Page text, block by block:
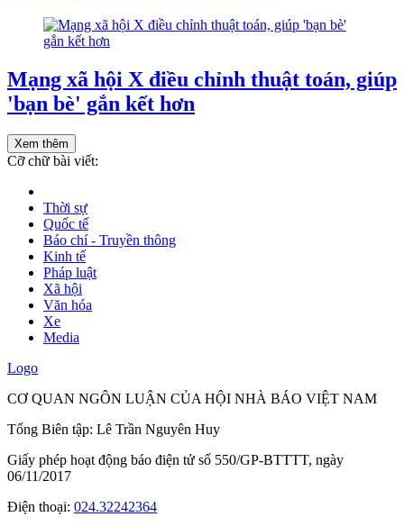
Mạng xã hội X điều chỉnh thuật toán, giúp
'bạn bè' gắn kết hơn
Xem thêm
Cỡ chữ bài viết:
Thời sự
Quốc tế
Báo chí - Truyền thông
Kinh tế
Pháp luật
Xã hội
Văn hóa
Xe
Media
Logo
CƠ QUAN NGÔN LUẬN CỦA HỘI NHÀ BÁO VIỆT NAM
Tổng Biên tập: Lê Trần Nguyên Huy
Giấy phép hoạt động báo điện tử số 550/GP-BTTTT, ngày
06/11/2017
Điện thoại: 024.32242364